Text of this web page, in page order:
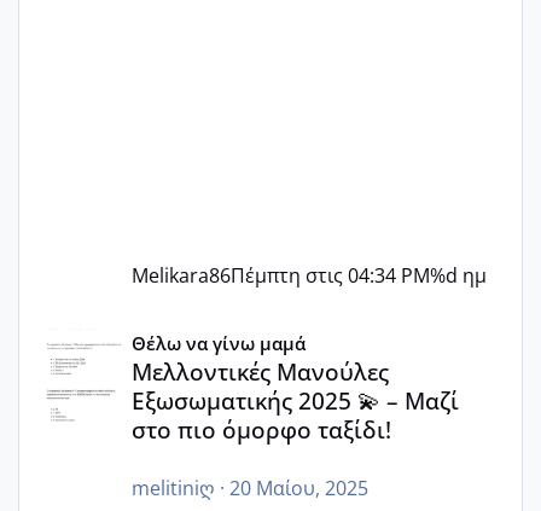
Melikara86Πέμπτη στις 04:34 PM%d ημ
Μελλοντικές Μανούλες Εξωσωματικής 2025 💫 – Μαζί
Θέλω να γίνω μαμά
Μελλοντικές Μανούλες
Εξωσωματικής 2025 💫 – Μαζί
στο πιο όμορφο ταξίδι!
melitiniღ · 20 Μαίου, 2025